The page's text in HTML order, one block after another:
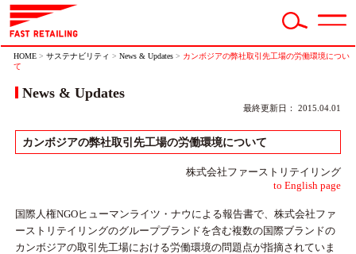
HOME > サステナビリティ > News & Updates > カンボジアの弊社取引先工場の労働環境につい
て
News & Updates
最終更新日： 2015.04.01
カンボジアの弊社取引先工場の労働環境について
株式会社ファーストリテイリング
to English page
国際人権NGOヒューマンライツ・ナウによる報告書で、株式会社ファ
ーストリテイリングのグループブランドを含む複数の国際ブランドの
カンボジアの取引先工場における労働環境の問題点が指摘されていま